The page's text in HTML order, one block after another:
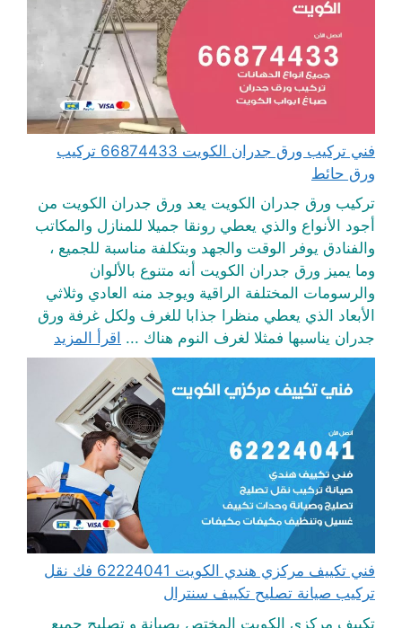
فني تركيب ورق جدران الكويت 66874433 تركيب
ورق حائط
تركيب ورق جدران الكويت يعد ورق جدران الكويت من
أجود الأنواع والذي يعطي رونقا جميلا للمنازل والمكاتب
والفنادق يوفر الوقت والجهد وبتكلفة مناسبة للجميع ،
وما يميز ورق جدران الكويت أنه متنوع بالألوان
والرسومات المختلفة الراقية ويوجد منه العادي وثلاثي
الأبعاد الذي يعطي منظرا جذابا للغرف ولكل غرفة ورق
جدران يناسبها فمثلا لغرف النوم هناك ... اقرأ المزيد
فني تكييف مركزي هندي الكويت 62224041 فك نقل
تركيب صيانة تصليح تكييف سنترال
تكييف مركزي الكويت المختص بصيانة و تصليح جميع